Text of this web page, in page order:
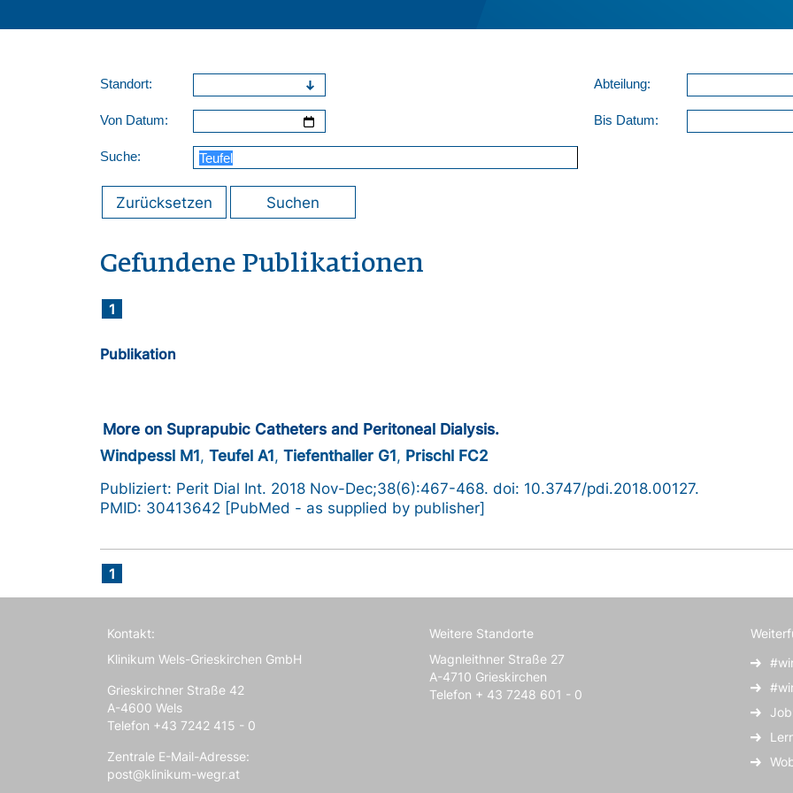
Standort: Abteilung:
Von Datum: Bis Datum:
Suche:
Zurücksetzen Suchen
Gefundene Publikationen
1
Publikation
More on Suprapubic Catheters and Peritoneal Dialysis.
Windpessl M1 ,Teufel A1 ,Tiefenthaller G1 , Prischl FC2
Publiziert: Perit Dial Int. 2018 Nov-Dec;38(6):467-468. doi: 10.3747/pdi.2018.00127.
PMID: 30413642 [PubMed - as supplied by publisher]
1
Kontakt:
Klinikum Wels-Grieskirchen GmbH
Grieskirchner Straße 42
A-4600 Wels
Telefon +43 7242 415 - 0
Zentrale E-Mail-Adresse:
post@klinikum-wegr.at
Weitere Standorte
Wagnleithner Straße 27
A-4710 Grieskirchen
Telefon + 43 7248 601 - 0